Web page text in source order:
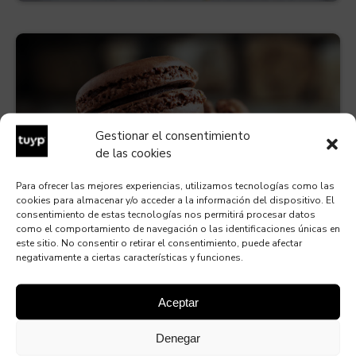
Gestionar el consentimiento
de las cookies
Para ofrecer las mejores experiencias, utilizamos tecnologías como las
cookies para almacenar y/o acceder a la información del dispositivo. El
consentimiento de estas tecnologías nos permitirá procesar datos
como el comportamiento de navegación o las identificaciones únicas en
este sitio. No consentir o retirar el consentimiento, puede afectar
negativamente a ciertas características y funciones.
Aceptar
Denegar
MACARONS
30 min.
Fácil
Macarons rellenos de sorprendentes cremas
crujientes